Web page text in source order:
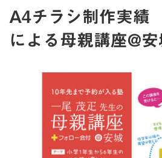
A4チラシ制作実績
による母親講座@安